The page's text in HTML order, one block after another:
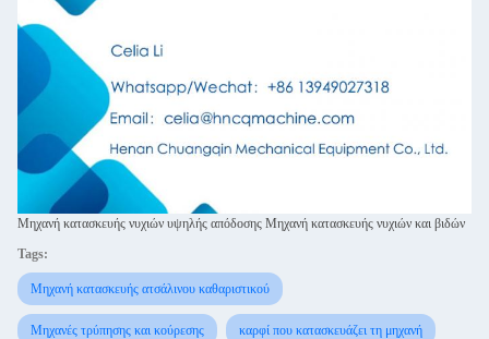
Μηχανή κατασκευής νυχιών υψηλής απόδοσης Μηχανή κατασκευής νυχιών και βιδών
Tags:
Μηχανή κατασκευής ατσάλινου καθαριστικού
Μηχανές τρύπησης και κούρεσης καρφί που κατασκευάζει τη μηχανή